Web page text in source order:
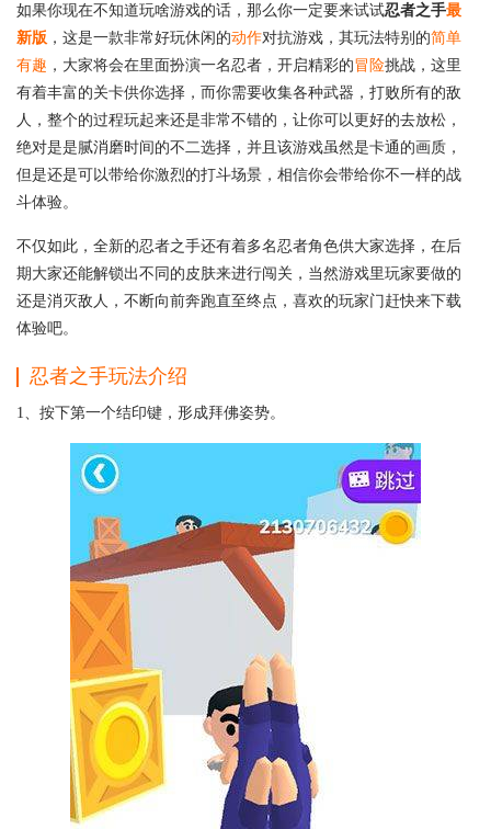
如果你现在不知道玩啥游戏的话，那么你一定要来试试忍者之手最
新版 ，这是一款非常好玩休闲的动作对抗游戏，其玩法特别的简单
有趣 ，大家将会在里面扮演一名忍者，开启精彩的冒险挑战，这里
有着丰富的关卡供你选择，而你需要收集各种武器，打败所有的敌
人，整个的过程玩起来还是非常不错的，让你可以更好的去放松，
绝对是是腻消磨时间的不二选择，并且该游戏虽然是卡通的画质，
但是还是可以带给你激烈的打斗场景，相信你会带给你不一样的战
斗体验。
不仅如此，全新的忍者之手还有着多名忍者角色供大家选择，在后
期大家还能解锁出不同的皮肤来进行闯关，当然游戏里玩家要做的
还是消灭敌人，不断向前奔跑直至终点，喜欢的玩家门赶快来下载
体验吧。
忍者之手玩法介绍
1、按下第一个结印键，形成拜佛姿势。